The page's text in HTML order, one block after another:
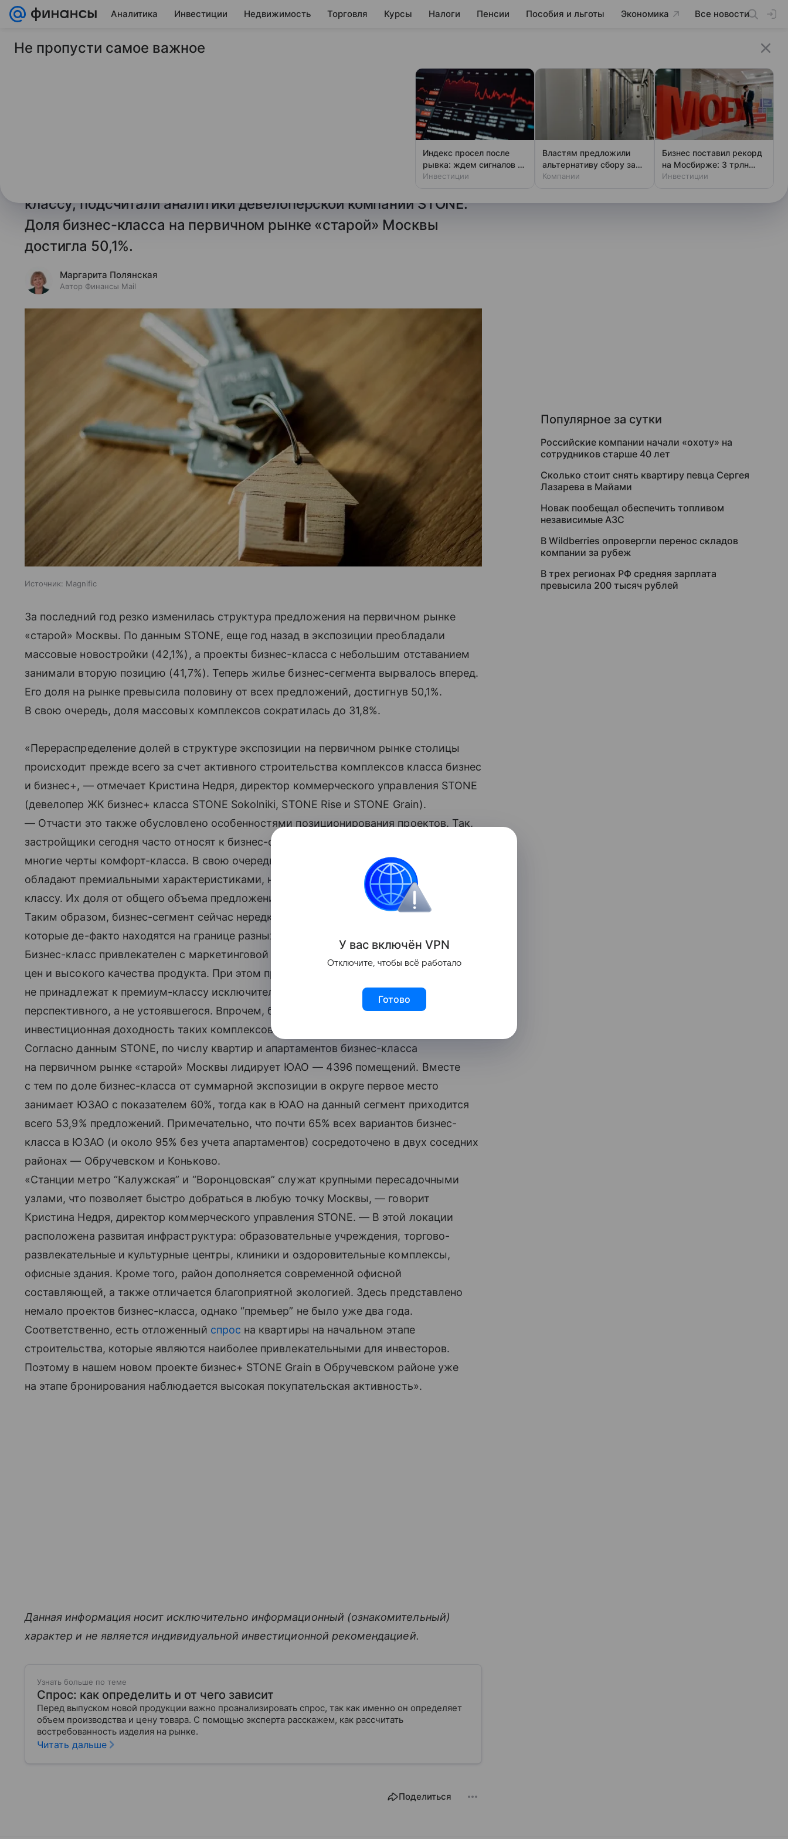
Аналитика Инвестиции Недвижимость Торговля Курсы Налоги Пенсии Пособия и льготы Экономика Все новости
20 июня 2025 Финансы Mail
новостроек Москвы превысила 50%
На рынке новостроек столицы наиболее активно развивается
в «старой» Москве с начала 2025 года, относятся к бизнес-
классу, подсчитали аналитики девелоперской компании STONE.
Доля бизнес-класса на первичном рынке «старой» Москвы
достигла 50,1%.
Маргарита Полянская
Автор Финансы Mail
Источник: Magnific
За последний год резко изменилась структура предложения на первичном рынке
«старой» Москвы. По данным STONE, еще год назад в экспозиции преобладали
массовые новостройки (42,1%), а проекты бизнес-класса с небольшим отставанием
занимали вторую позицию (41,7%). Теперь жилье бизнес-сегмента вырвалось вперед.
Его доля на рынке превысила половину от всех предложений, достигнув 50,1%.
В свою очередь, доля массовых комплексов сократилась до 31,8%.
«Перераспределение долей в структуре экспозиции на первичном рынке столицы
происходит прежде всего за счет активного строительства комплексов класса бизнес
и бизнес+, — отмечает Кристина Недря, директор коммерческого управления STONE
(девелопер ЖК бизнес+ класса STONE Sokolniki, STONE Rise и STONE Grain).
— Отчасти это также обусловлено особенностями позиционирования проектов. Так,
застройщики сегодня часто относят к бизнес-сегменту проекты, которые сохраняют
многие черты комфорт-класса. В свою очередь, комплексы бизнес+ во многом
обладают премиальными характеристиками, но сохраняют цены, присущие бизнес-
классу. Их доля от общего объема предложения в сегменте составляет всего 1,4%.
Таким образом, бизнес-сегмент сейчас нередко пополняется за счет новостроек,
которые де-факто находятся на границе разных классов».
Бизнес-класс привлекателен с маркетинговой точки зрения сочетанием доступных
цен и высокого качества продукта. При этом проекты бизнес+ зачастую
не принадлежат к премиум-классу исключительно из-за статуса локаций —
перспективного, а не устоявшегося. Впрочем, благодаря этому лишь растет
инвестиционная доходность таких комплексов.
Согласно данным STONE, по числу квартир и апартаментов бизнес-класса
на первичном рынке «старой» Москвы лидирует ЮАО — 4396 помещений. Вместе
с тем по доле бизнес-класса от суммарной экспозиции в округе первое место
занимает ЮЗАО с показателем 60%, тогда как в ЮАО на данный сегмент приходится
всего 53,9% предложений. Примечательно, что почти 65% всех вариантов бизнес-
класса в ЮЗАО (и около 95% без учета апартаментов) сосредоточено в двух соседних
районах — Обручевском и Коньково.
«Станции метро “Калужская” и “Воронцовская” служат крупными пересадочными
узлами, что позволяет быстро добраться в любую точку Москвы, — говорит
Кристина Недря, директор коммерческого управления STONE. — В этой локации
расположена развитая инфраструктура: образовательные учреждения, торгово-
развлекательные и культурные центры, клиники и оздоровительные комплексы,
офисные здания. Кроме того, район дополняется современной офисной
составляющей, а также отличается благоприятной экологией. Здесь представлено
немало проектов бизнес-класса, однако “премьер” не было уже два года.
Соответственно, есть отложенный спрос на квартиры на начальном этапе
строительства, которые являются наиболее привлекательными для инвесторов.
Поэтому в нашем новом проекте бизнес+ STONE Grain в Обручевском районе уже
на этапе бронирования наблюдается высокая покупательская активность».
Данная информация носит исключительно информационный (ознакомительный)
характер и не является индивидуальной инвестиционной рекомендацией.
Узнать больше по теме
Спрос: как определить и от чего зависит
Перед выпуском новой продукции важно проанализировать спрос, так как именно он определяет
объем производства и цену товара. С помощью эксперта расскажем, как рассчитать
востребованность изделия на рынке.
Читать дальше
Поделиться
Популярное за сутки
Российские компании начали «охоту» на
сотрудников старше 40 лет
Сколько стоит снять квартиру певца Сергея
Лазарева в Майами
Новак пообещал обеспечить топливом
независимые АЗС
В Wildberries опровергли перенос складов
компании за рубеж
В трех регионах РФ средняя зарплата
превысила 200 тысяч рублей
Не пропусти самое важное
Индекс просел после
рывка: ждем сигналов от
Озон и рубля
Инвестиции
Властям предложили
альтернативу сбору за
возврат ж/д билетов
Компании
Бизнес поставил рекорд
на Мосбирже: 3 трлн
рублей за один день
Инвестиции
У вас включён VPN
Отключите, чтобы всё работало
Готово